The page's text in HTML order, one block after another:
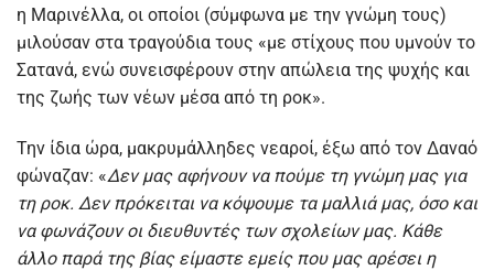
η Μαρινέλλα, οι οποίοι (σύμφωνα με την γνώμη τους)
μιλούσαν στα τραγούδια τους «με στίχους που υμνούν το
Σατανά, ενώ συνεισφέρουν στην απώλεια της ψυχής και
της ζωής των νέων μέσα από τη ροκ».
Την ίδια ώρα, μακρυμάλληδες νεαροί, έξω από τον Δαναό
φώναζαν: «Δεν μας αφήνουν να πούμε τη γνώμη μας για
τη ροκ. Δεν πρόκειται να κόψουμε τα μαλλιά μας, όσο και
να φωνάζουν οι διευθυντές των σχολείων μας. Κάθε
άλλο παρά της βίας είμαστε εμείς που μας αρέσει η